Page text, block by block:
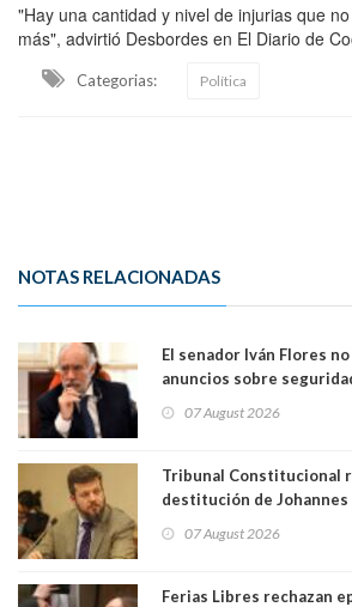
"Hay una cantidad y nivel de injurias que
más", advirtió Desbordes en El Diario de
Categorias: Política
NOTAS RELACIONADAS
El senador Iván Flores
anuncios sobre
perseguir ruta del
07 August 2026
Tribunal Constitucional
destitución de Johannes
justicia constitucional
07 August 2026
Ferias Libres rechazan